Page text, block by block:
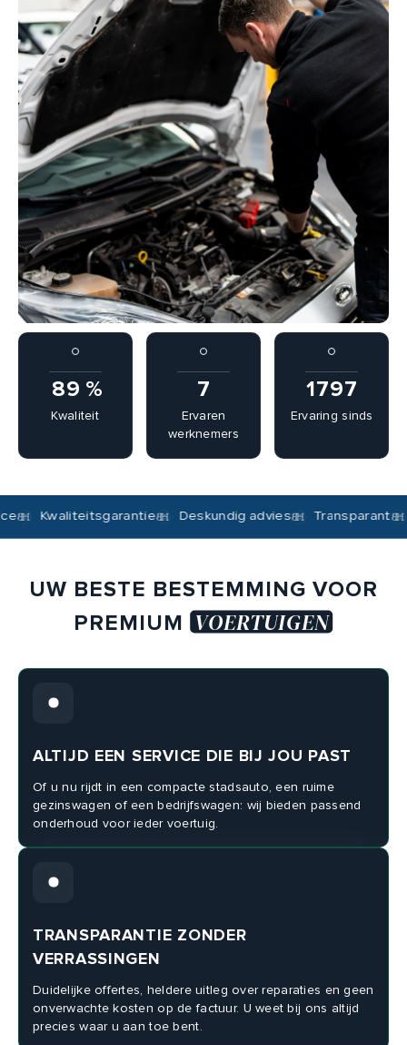
100 %
Kwaliteit
8
Ervaren
werknemers
2002
Ervaring sinds
Deskundig advies Transparant
UW BESTE BESTEMMING VOOR
PREMIUM VOERTUIGEN
ALTIJD EEN SERVICE DIE BIJ JOU PAST
Of u nu rijdt in een compacte stadsauto, een ruime
gezinswagen of een bedrijfswagen: wij bieden passend
onderhoud voor ieder voertuig.
TRANSPARANTIE ZONDER
VERRASSINGEN
Duidelijke offertes, heldere uitleg over reparaties en geen
onverwachte kosten op de factuur. U weet bij ons altijd
precies waar u aan toe bent.